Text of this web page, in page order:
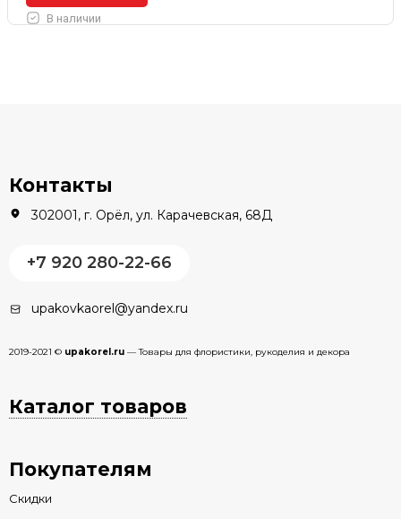
В наличии
Контакты
302001, г. Орёл, ул. Карачевская, 68Д
+7 920 280-22-66
upakovkaorel@yandex.ru
2019-2021 © upakorel.ru — Товары для флористики, рукоделия и декора
Каталог товаров
Покупателям
Скидки